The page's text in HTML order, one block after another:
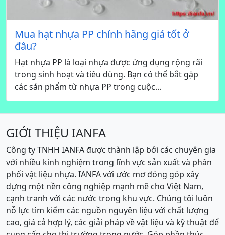
Mua hạt nhựa PP chính hãng giá tốt ở
đâu?
Hạt nhựa PP là loại nhựa được ứng dụng rộng rãi
trong sinh hoạt và tiêu dùng. Bạn có thể bắt gặp
các sản phẩm từ nhựa PP trong cuộc...
GIỚI THIỆU IANFA
Công ty TNHH IANFA được thành lập bởi các chuyên gia
với nhiều kinh nghiệm trong lĩnh vực sản xuất và phân
phối vật liệu nhựa. IANFA với ước mơ đóng góp xây
dựng một nền công nghiệp mạnh mẽ cho Việt Nam,
cạnh tranh với các nước trong khu vực. Chúng tôi luôn
nỗ lực tìm kiếm các nguồn nguyên liệu với chất lượng
cao, giá cả hợp lý, các giải pháp về vật liệu và kỹ thuật để